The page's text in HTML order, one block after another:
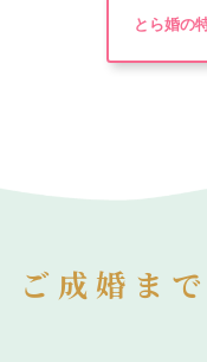
とら婚の
ご成婚ま